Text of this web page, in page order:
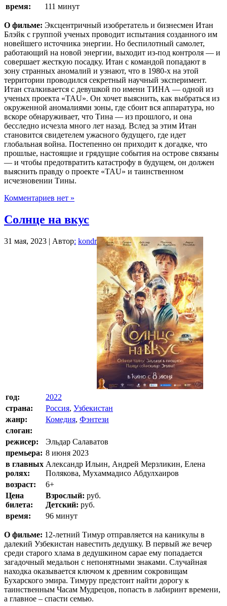
время:
111 минут
О фильме: Эксцентричный изобретатель и бизнесмен Итан
Блэйк с группой ученых проводит испытания созданного им
новейшего источника энергии. Но беспилотный самолет,
работающий на новой энергии, выходит из-под контроля — и
совершает жесткую посадку. Итан с командой попадают в
зону странных аномалий и узнают, что в 1980-х на этой
территории проводился секретный научный эксперимент.
Итан сталкивается с девушкой по имени ТИНА — одной из
ученых проекта «ТАU». Он хочет выяснить, как выбраться из
окруженной аномалиями зоны, где сбоит вся аппаратура, но
вскоре обнаруживает, что Тина — из прошлого, и она
бесследно исчезла много лет назад. Вслед за этим Итан
становится свидетелем ужасного будущего, где идет
глобальная война. Постепенно он приходит к догадке, что
прошлые, настоящие и грядущие события на острове связаны
— и чтобы предотвратить катастрофу в будущем, он должен
выяснить правду о проекте «ТАU» и таинственном
исчезновении Тины.
Комментариев нет »
Солнце на вкус
31 мая, 2023 | Автор: kondr
год:
2022
страна:
Россия, Узбекистан
жанр:
Комедия, Фэнтези
слоган:
режисер:
Эльдар Салаватов
премьера: 8 июня 2023
в главных
ролях:
Александр Ильин, Андрей Мерзликин, Елена
Полякова, Мухаммадисо Абдулхаиров
возраст:
6+
Цена
билета:
Взрослый: руб.
Детский: руб.
время:
96 минут
О фильме: 12-летний Тимур отправляется на каникулы в
далекий Узбекистан навестить дедушку. В первый же вечер
среди старого хлама в дедушкином сарае ему попадается
загадочный медальон с непонятными знаками. Случайная
находка оказывается ключом к древним сокровищам
Бухарского эмира. Тимуру предстоит найти дорогу к
таинственным Часам Мудрецов, попасть в лабиринт времени,
а главное – спасти семью.